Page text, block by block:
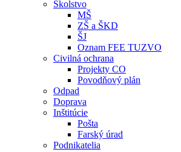
Školstvo
MŠ
ZŠ a ŠKD
ŠJ
Oznam FEE TUZVO
Civilná ochrana
Projekty CO
Povodňový plán
Odpad
Doprava
Inštitúcie
Pošta
Farský úrad
Podnikatelia